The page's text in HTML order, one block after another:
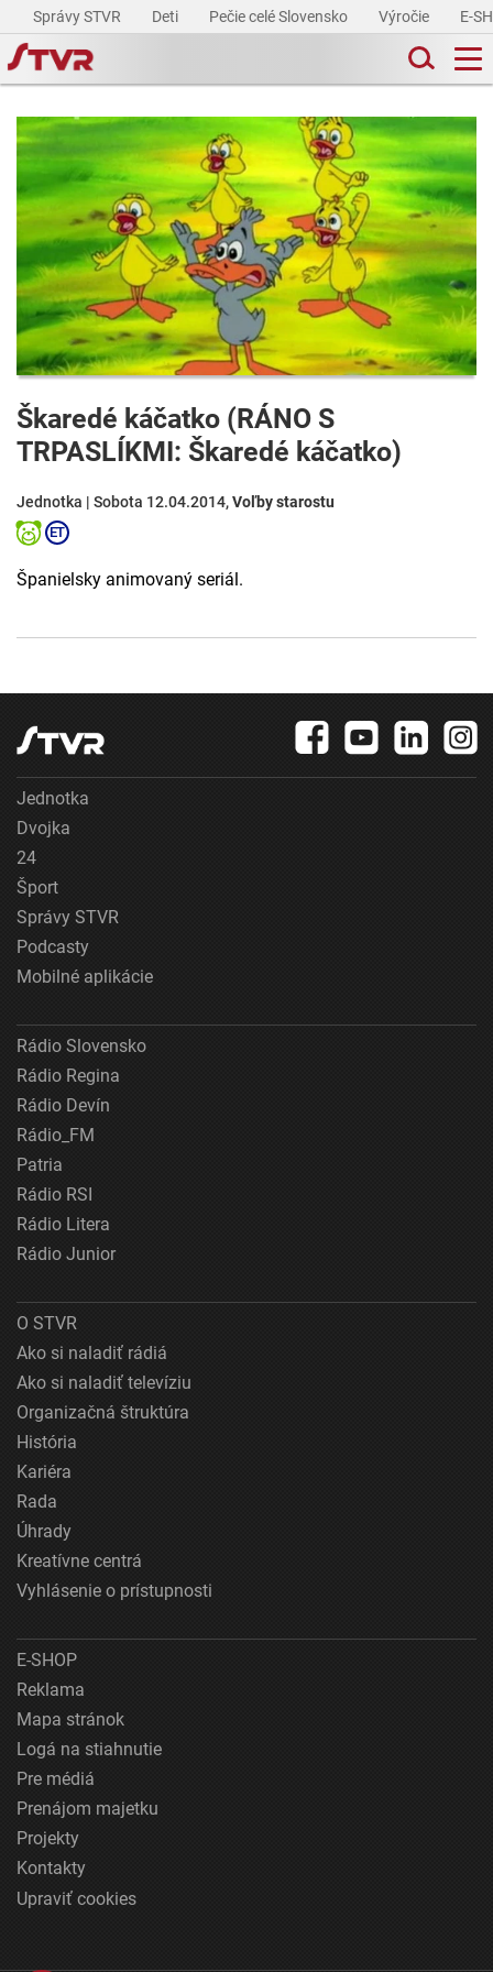
Správy STVR Deti Pečie celé Slovensko Výročie E-
Škaredé káčatko (RÁNO S
TRPASLÍKMI: Škaredé káčatko)
Jednotka | Sobota 12.04.2014,Voľby starostu
Španielsky animovaný seriál.
Jednotka
Dvojka
24
Šport
Správy STVR
Podcasty
Mobilné aplikácie
Rádio Slovensko
Rádio Regina
Rádio Devín
Rádio_FM
Patria
Rádio RSI
Rádio Litera
Rádio Junior
O STVR
Ako si naladiť rádiá
Ako si naladiť televíziu
Organizačná štruktúra
História
Kariéra
Rada
Úhrady
Kreatívne centrá
Vyhlásenie o prístupnosti
E-SHOP
Reklama
Mapa stránok
Logá na stiahnutie
Pre médiá
Prenájom majetku
Projekty
Kontakty
Upraviť cookies